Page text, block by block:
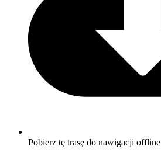
Pobierz tę trasę do nawigacji offline